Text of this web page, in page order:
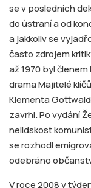
se v posledních
do ústraní a od
a jakkoliv se
často zdrojem
až 1970 byl
drama Majitelé
Klementa
zavrhl. Po vydání
nelidskost
se rozhodl
odebráno
V roce 2008 v